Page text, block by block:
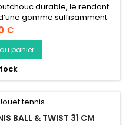
durable, le rendant
gomme suffisamment
des machouilleurs les
€
panier
BALL & TWIST 31 CM